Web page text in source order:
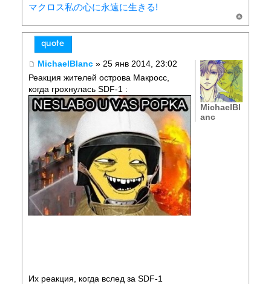
マクロス私の心に永遠に生きる!
MichaelBlanc » 25 янв 2014, 23:02
Реакция жителей острова Макросс,
когда грохнулась SDF-1 :
Их реакция, когда вслед за SDF-1
MichaelBl
anc